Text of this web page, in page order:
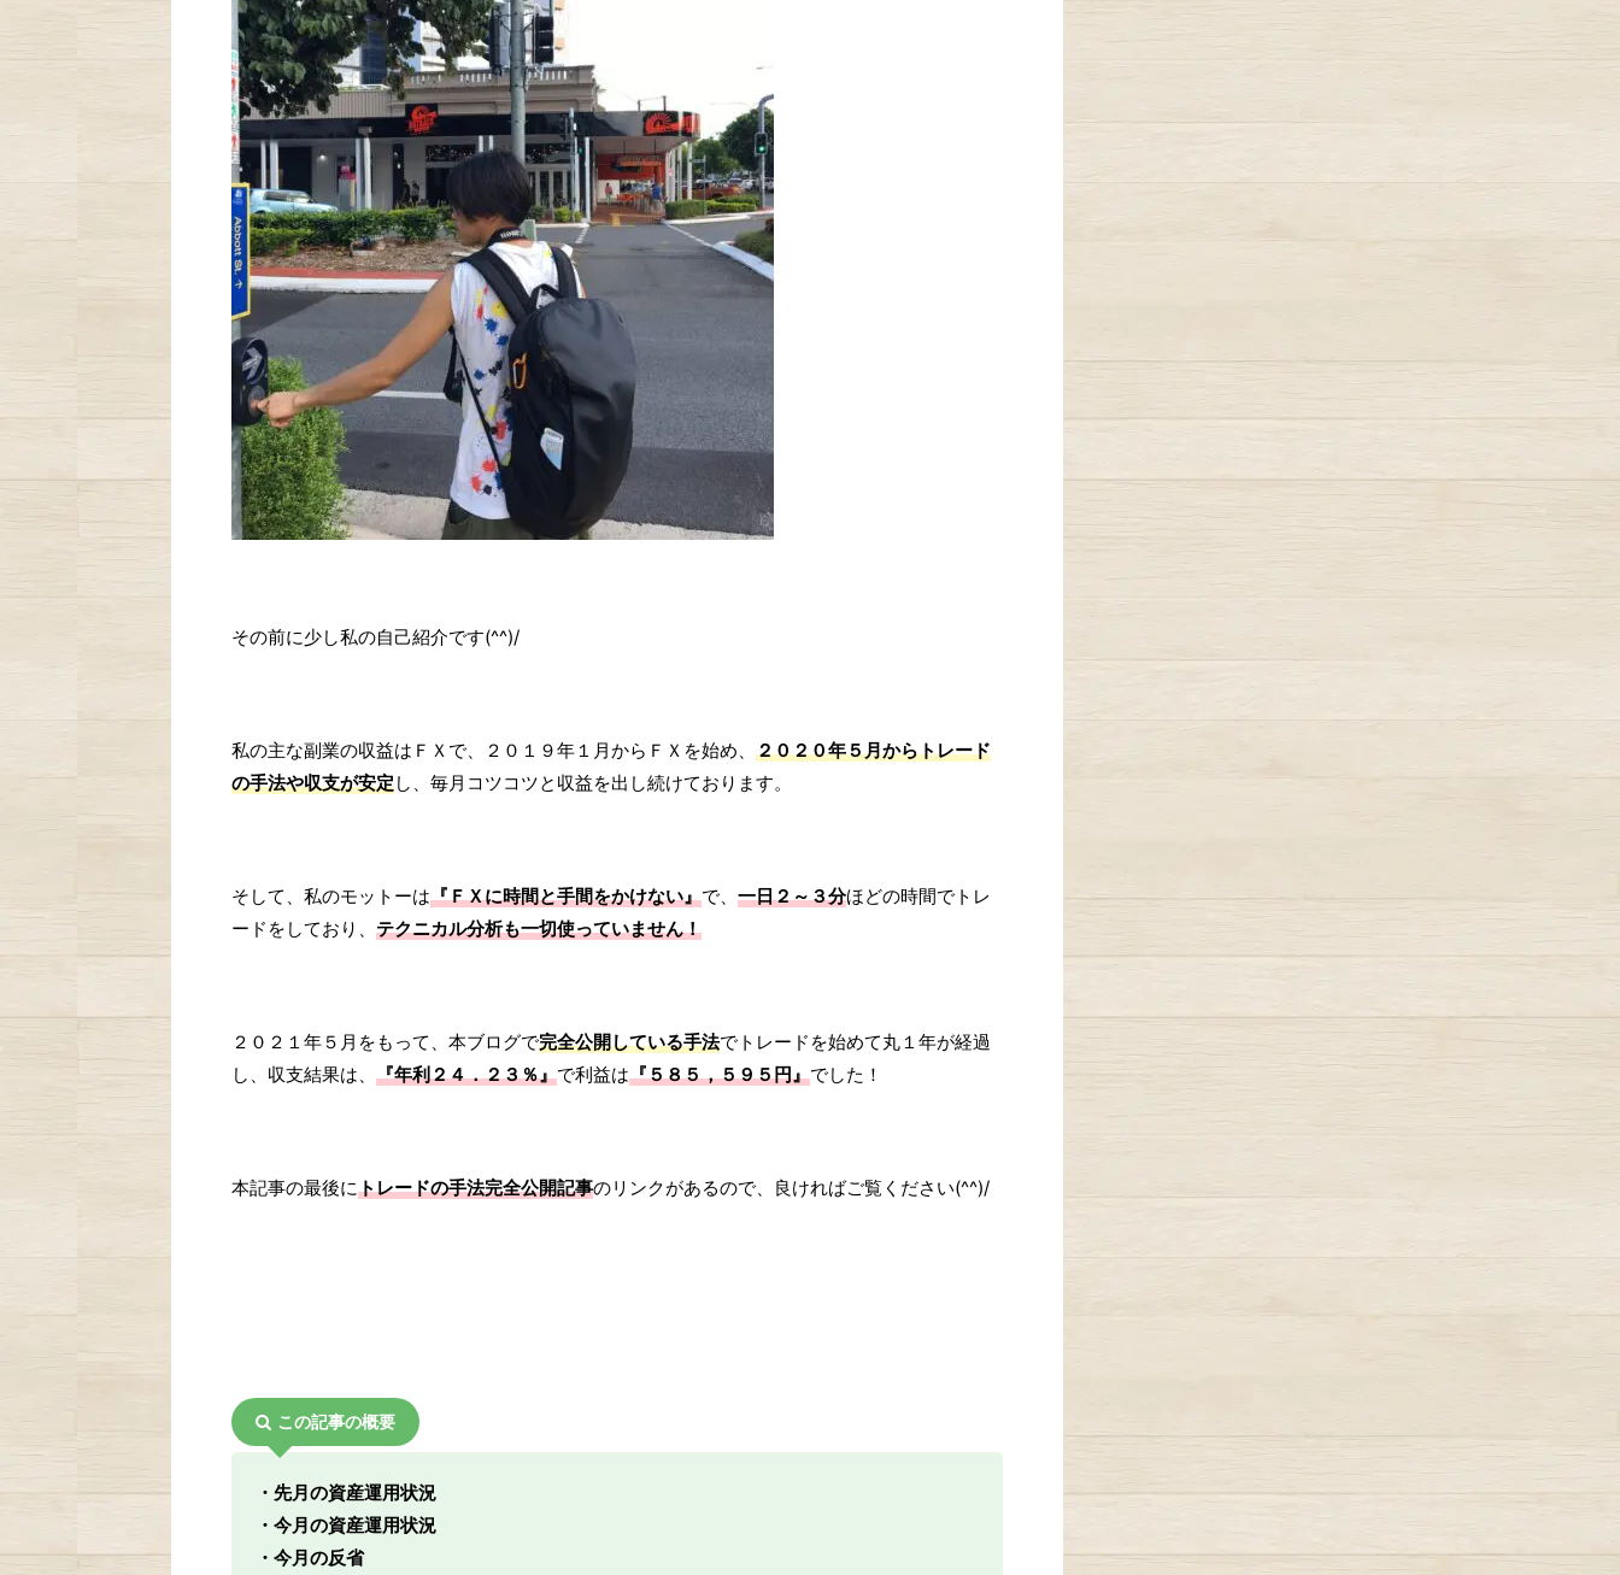
その前に少し私の自己紹介です(^^)/
私の主な副業の収益はＦＸで、２０１９年１月からＦＸを始め、 ２０２０年５月からトレード
の手法や収支が安定し、毎月コツコツと収益を出し続けております。
そして、私のモットーは『ＦＸに時間と手間をかけない』で、 一日２～３分ほどの時間でトレ
ードをしており、 テクニカル分析も一切使っていません！
２０２１年５月をもって、本ブログで完全公開している手法でトレードを始めて丸１年が経過
し、収支結果は、 『年利２４．２３％』で利益は『５８５，５９５円』でした！
本記事の最後にトレードの手法完全公開記事のリンクがあるので、良ければご覧ください(^^)/
この記事の概要
・先月の資産運用状況
・今月の資産運用状況
・今月の反省